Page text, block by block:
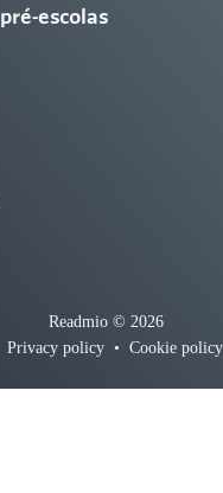
escolas
Readmio © 2026
Privacy policy • Cookie policy